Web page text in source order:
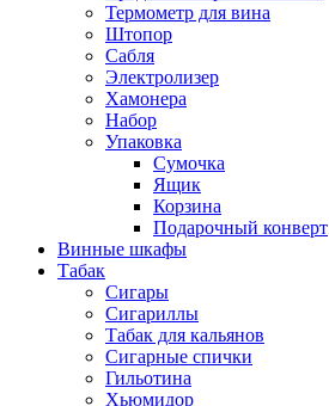
Термометр для вина
Штопор
Сабля
Электролизер
Хамонера
Набор
Упаковка
Сумочка
Ящик
Корзина
Подарочный конверт
Винные шкафы
Табак
Сигары
Сигариллы
Табак для кальянов
Сигарные спички
Гильотина
Хьюмидор